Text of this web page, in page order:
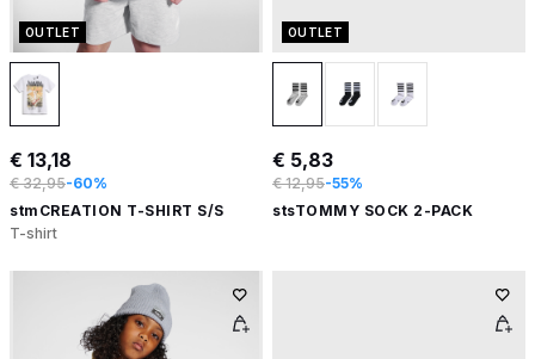
OUTLET
€ 13,18
€ 32,95-60%
stmCREATION T-SHIRT S/S
T-shirt
OUTLET
€ 5,83
€ 12,95-55%
stsTOMMY SOCK 2-PACK